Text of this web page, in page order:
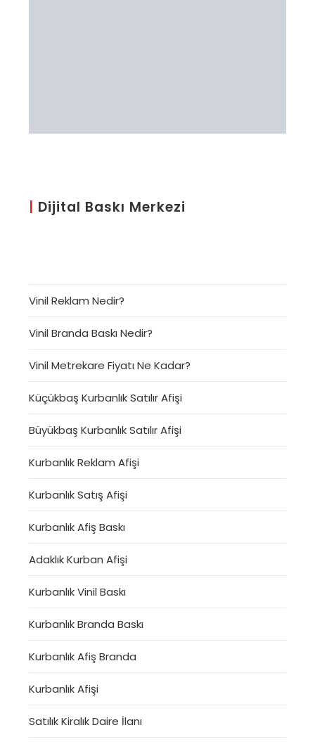
Dijital Baskı Merkezi
Vinil Reklam Nedir?
Vinil Branda Baskı Nedir?
Vinil Metrekare Fiyatı Ne Kadar?
Küçükbaş Kurbanlık Satılır Afişi
Büyükbaş Kurbanlık Satılır Afişi
Kurbanlık Reklam Afişi
Kurbanlık Satış Afişi
Kurbanlık Afiş Baskı
Adaklık Kurban Afişi
Kurbanlık Vinil Baskı
Kurbanlık Branda Baskı
Kurbanlık Afiş Branda
Kurbanlık Afişi
Satılık Kiralık Daire İlanı